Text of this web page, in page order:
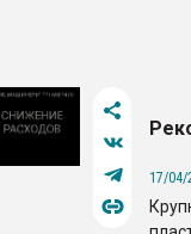
17/04/